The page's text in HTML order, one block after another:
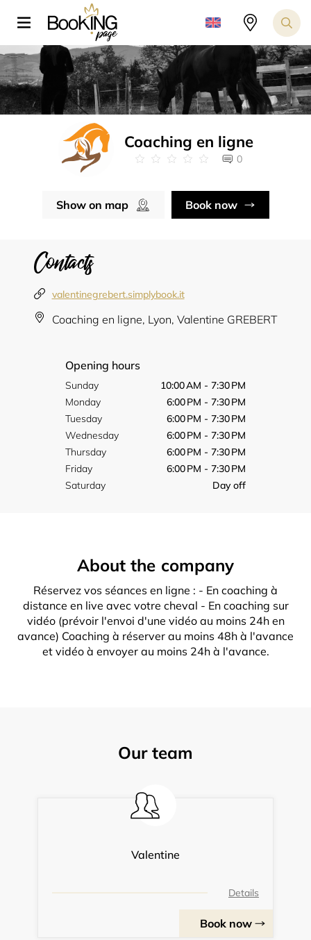
Coaching en ligne
0
Show on map Book now
Contacts
valentinegrebert.simplybook.it
Coaching en ligne, Lyon, Valentine GREBERT
Opening hours
Sunday
10:00 AM - 7:30 PM
Monday
6:00 PM - 7:30 PM
Tuesday
6:00 PM - 7:30 PM
Wednesday
6:00 PM - 7:30 PM
Thursday
6:00 PM - 7:30 PM
Friday
6:00 PM - 7:30 PM
Saturday
Day off
About the company
Réservez vos séances en ligne : - En coaching à
distance en live avec votre cheval - En coaching sur
vidéo (prévoir l'envoi d'une vidéo au moins 24h en
avance) Coaching à réserver au moins 48h à l'avance
et vidéo à envoyer au moins 24h à l'avance.
Our team
Valentine
Details
Book now